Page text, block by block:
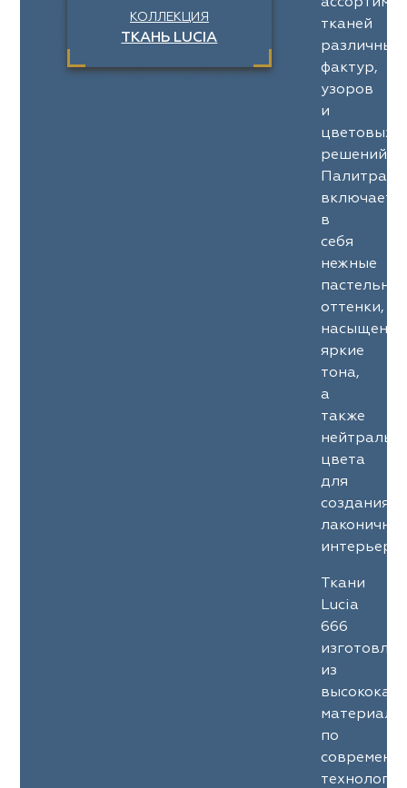
КОЛЛЕКЦИЯ
ТКАНЬ LUCIA
тканей
различных
фактур,
узоров
и
цветовых
решений.
Палитра
включает
в
себя
нежные
оттенки,
яркие
тона,
а
также
цвета
для
создания
Ткани
Lucia
666
из
по